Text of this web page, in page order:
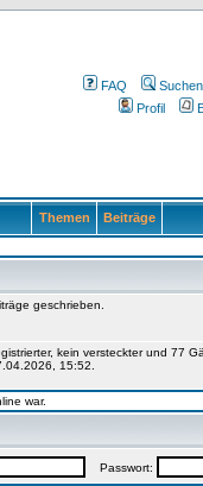
FAQ
Suchen
Profil
Themen Beiträge
geschrieben.
kein versteckter und 77
15:52.
war.
Passwort: